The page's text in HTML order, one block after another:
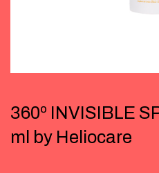
360º INVISIBLE
ml by Heliocare